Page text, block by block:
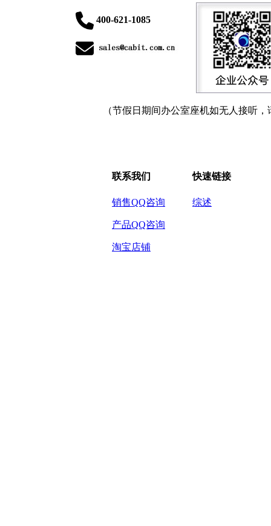
400-621-1085
（节假日期间办公室座机如无人接听
联系我们 快速链接
销售QQ咨询
产品QQ咨询
淘宝店铺
综述